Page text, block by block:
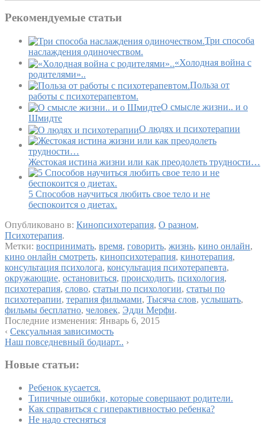
Рекомендуемые статьи
Три способа
наслаждения одиночеством.
«Холодная война с
родителями»..
Польза от
работы с психотерапевтом.
О смысле жизни.. и о
Шмидте
О людях и психотерапии
Жестокая истина жизни или как преодолеть трудности…
5 Способов научиться любить свое тело и не
беспокоится о диетах.
Опубликовано в: Кинопсихотерапия, О разном,
Психотерапия.
Метки: воспринимать, время, говорить, жизнь, кино онлайн,
кино онлайн смотреть, кинопсихотерапия, кинотерапия,
консультация психолога, консультация психотерапевта,
окружающие, остановиться, происходить, психология,
психотерапия, слово, статьи по психологии, статьи по
психотерапии, терапия фильмами, Тысяча слов, услышать,
фильмы бесплатно, человек, Эдди Мерфи.
Последние изменения: Январь 6, 2015
‹ Сексуальная зависимость
Наш повседневный бодиарт.. ›
Новые статьи:
Ребенок кусается.
Типичные ошибки, которые совершают родители.
Как справиться с гиперактивностью ребенка?
Не надо стесняться